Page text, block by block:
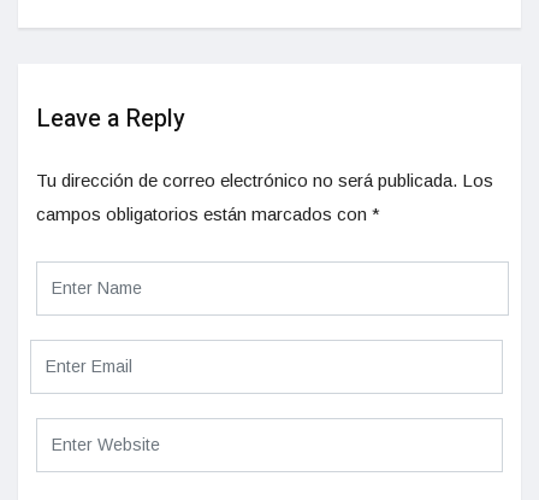
Leave a Reply
Tu dirección de correo electrónico no será publicada. Los
campos obligatorios están marcados con *